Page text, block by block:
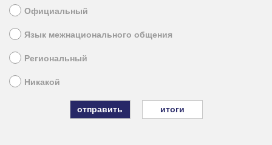
Официальный
Язык межнационального общения
Региональный
Никакой
итоги